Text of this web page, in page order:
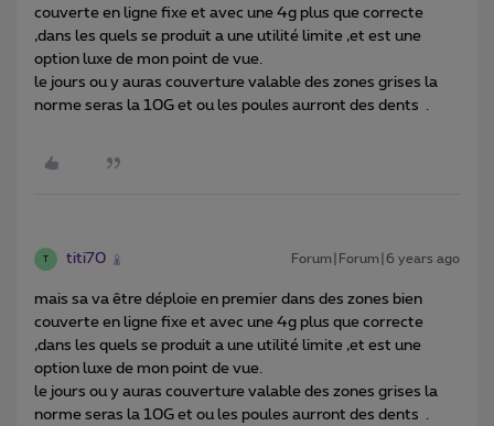
couverte en ligne fixe et avec une 4g plus que correcte
,dans les quels se produit a une utilité limite ,et est une
option luxe de mon point de vue.
le jours ou y auras couverture valable des zones grises la
norme seras la 10G et ou les poules aurront des dents .
T titi70 Forum|Forum|6 years ago
mais sa va être déploie en premier dans des zones bien
couverte en ligne fixe et avec une 4g plus que correcte
,dans les quels se produit a une utilité limite ,et est une
option luxe de mon point de vue.
le jours ou y auras couverture valable des zones grises la
norme seras la 10G et ou les poules aurront des dents .